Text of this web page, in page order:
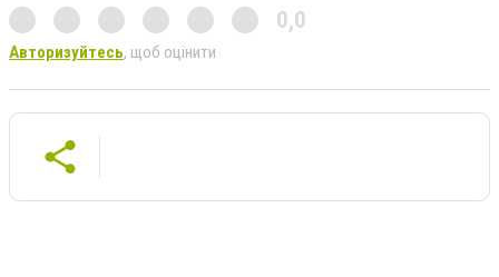
0,0
Авторизуйтесь, щоб оцінити